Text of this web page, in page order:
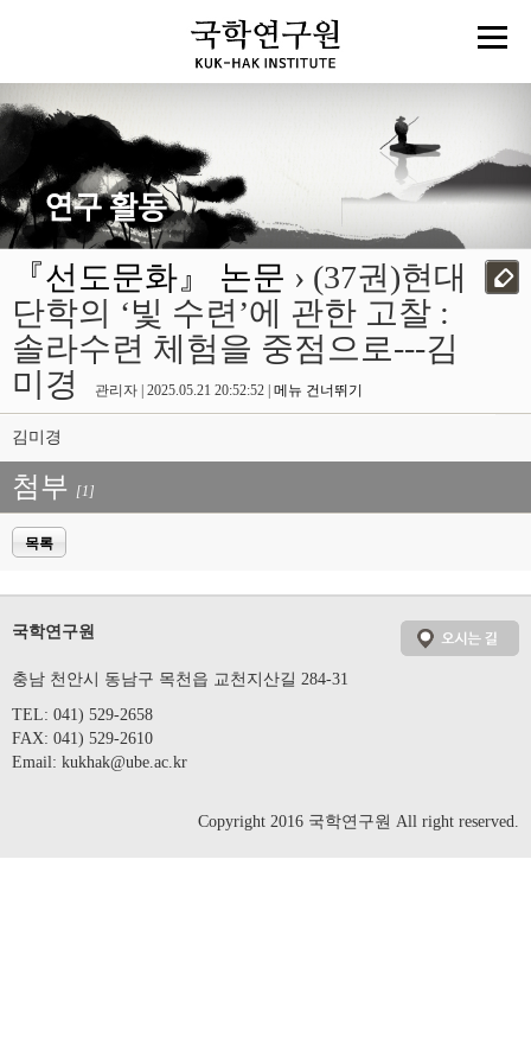
『선도문화』 논문 › (37권)현대
단학의 ‘빛 수련’에 관한 고찰 :
솔라수련 체험을 중점으로---김
미경
관리자 | 2025.05.21 20:52:52 | 메뉴 건너뛰기
김미경
첨부 [1]
목록
국학연구원
충남 천안시 동남구 목천읍 교천지산길 284-31
TEL: 041) 529-2658
FAX: 041) 529-2610
Email: kukhak@ube.ac.kr
Copyright 2016 국학연구원 All right reserved.